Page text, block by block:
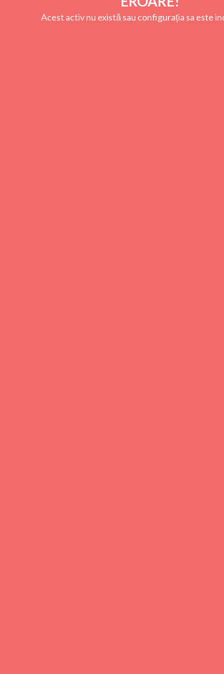
Expertii și consultanții de business au peste 18
platformei cu susținere și pasiune a mediului de
proiecte de consultanță dedicate companiilor